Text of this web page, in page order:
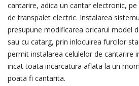
cantarire, adica un cantar electronic,
de transpalet electric. Instalarea
presupune modificarea oricarui model
sau cu catarg, prin inlocuirea furcilor
permit instalarea celulelor de cantarire
incat toata incarcatura aflata la un
poata fi cantarita.